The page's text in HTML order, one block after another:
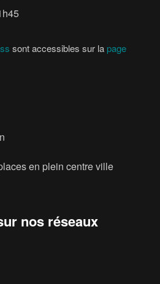
sont accessibles sur la page
en plein centre ville
nos réseaux